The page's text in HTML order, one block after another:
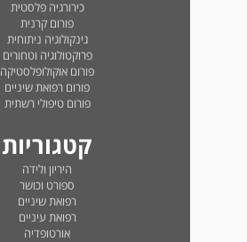
כירורגיה פלסטית
פורום קרנית
גינקולוגיה ניתוחית
פרוקטולוגיה וטחורים
פורום אוקולופלסטיקה
פורום רפואת שיניים
פורום טיפולי רשתית
קטגוריות
היריון ולידה
ספורט וכושר
רפואת שיניים
רפואת עיניים
אורטופדיה